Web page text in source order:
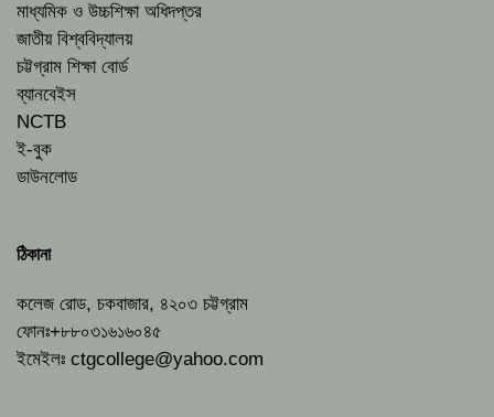
মাধ্যমিক ও উচ্চশিক্ষা অধিদপ্তর
জাতীয় বিশ্ববিদ্যালয়
চট্টগ্রাম শিক্ষা বোর্ড
ব্যানবেইস
NCTB
ই-বুক
ডাউনলোড
ঠিকানা
কলেজ রোড, চকবাজার, ৪২০৩ চট্টগ্রাম
ফোনঃ+৮৮০৩১৬১৬০৪৫
ইমেইলঃ ctgcollege@yahoo.com